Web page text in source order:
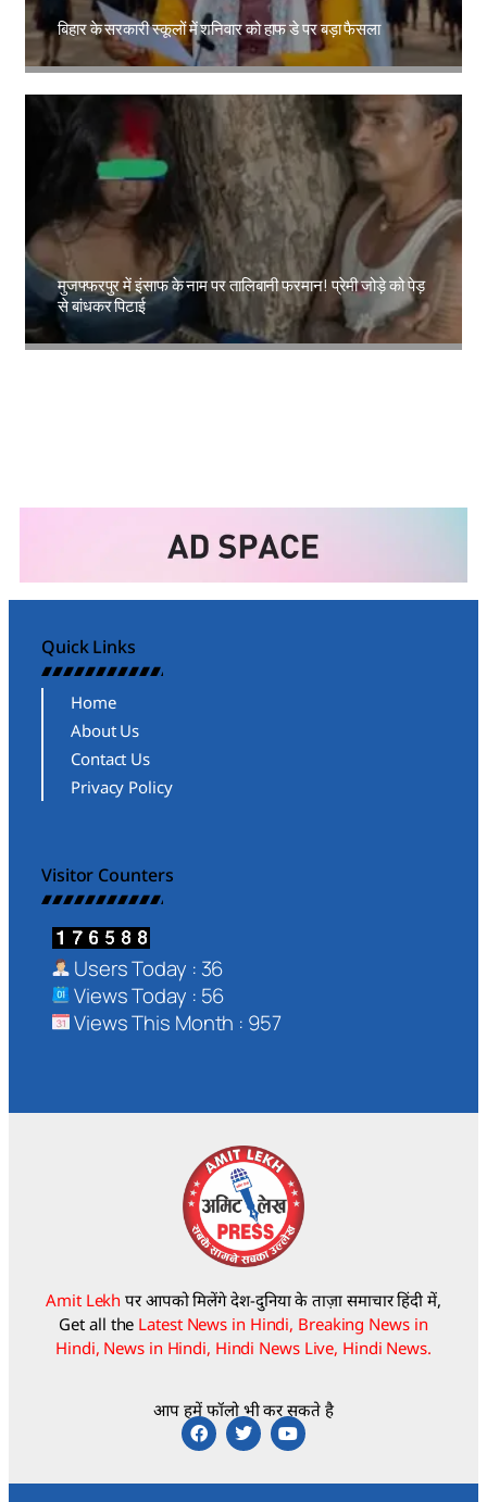
बिहार के सरकारी स्कूलों में शनिवार को हाफ डे पर बड़ा फैसला
Amit Lekh
मुजफ्फरपुर में इंसाफ के नाम पर तालिबानी फरमान! प्रेमी जोड़े को पेड़
से बांधकर पिटाई
Amit Lekh
Quick Links
Home
About Us
Contact Us
Privacy Policy
Visitor Counters
Users Today : 36
Views Today : 56
Views This Month : 957
Amit Lekh पर आपको मिलेंगे देश-दुनिया के ताज़ा समाचार हिंदी में,
Get all the Latest News in Hindi, Breaking News in
Hindi, News in Hindi, Hindi News Live, Hindi News.
आप हमें फॉलो भी कर सकते है